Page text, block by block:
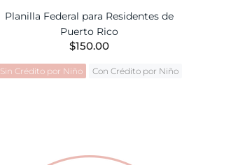
Planilla Federal para Residentes de
Puerto Rico
$150.00
Sin Crédito por Niño Con Crédito por Niño